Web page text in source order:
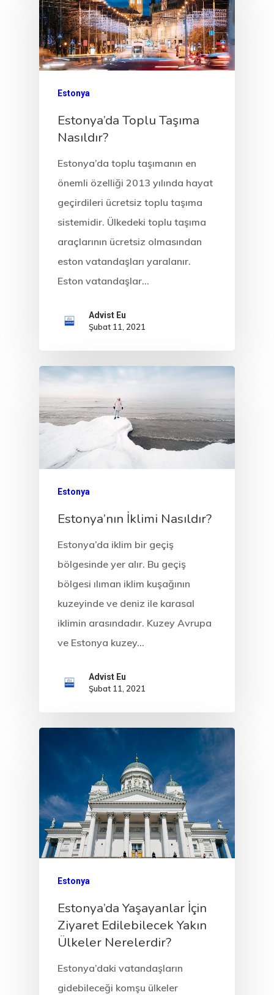
Estonya
Estonya’da Toplu Taşıma
Nasıldır?
Estonya’da toplu taşımanın en
önemli özelliği 2013 yılında hayat
geçirdileri ücretsiz toplu taşıma
sistemidir. Ülkedeki toplu taşıma
araçlarının ücretsiz olmasından
eston vatandaşları yaralanır.
Eston vatandaşlar…
Advist Eu
Şubat 11, 2021
Estonya
Estonya’nın İklimi Nasıldır?
Estonya’da iklim bir geçiş
bölgesinde yer alır. Bu geçiş
bölgesi ılıman iklim kuşağının
kuzeyinde ve deniz ile karasal
iklimin arasındadır. Kuzey Avrupa
ve Estonya kuzey…
Advist Eu
Şubat 11, 2021
Estonya
Estonya’da Yaşayanlar İçin
Ziyaret Edilebilecek Yakın
Ülkeler Nerelerdir?
Estonya’daki vatandaşların
gidebileceği komşu ülkeler
EU Temporary
Residence
– Startup Visa
Programs
Vize Programı
Finlandiya
GDPR
İletişim
İngiltere
Vize Programı
Veri Politikası
Yunanistan
Gayrimenkul